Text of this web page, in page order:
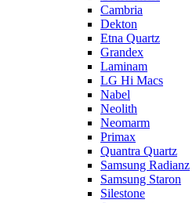
Cambria
Dekton
Etna Quartz
Grandex
Laminam
LG Hi Macs
Nabel
Neolith
Neomarm
Primax
Quantra Quartz
Samsung Radianz
Samsung Staron
Silestone